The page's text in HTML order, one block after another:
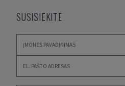
SUSISIEKITE